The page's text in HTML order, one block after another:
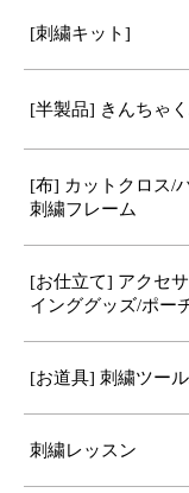
[刺繍キット]
[半製品] きんちゃ
[布] カットクロス/
刺繍フレーム
[お仕立て] アクセ
インググッズ/ポー
[お道具] 刺繍ツー
刺繍レッスン